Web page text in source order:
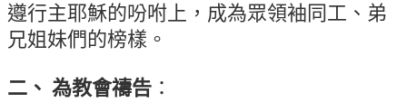
見證分享
聚會小組
兒童主日學
遵行主耶穌的吩咐上，成為眾領袖同工、弟
兄姐妹們的榜樣。
二、 為教會禱告 ：